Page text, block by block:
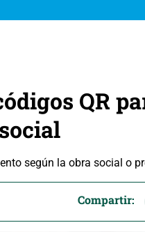
QR
según la obra social o
Compartir: